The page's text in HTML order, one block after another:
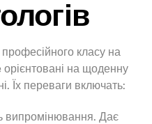
класу на
на щоденну
Їх переваги включать:
випромінювання. Дає